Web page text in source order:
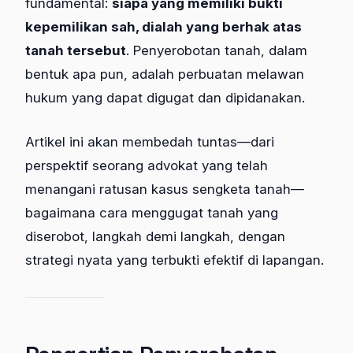
fundamental: siapa yang memiliki bukti
kepemilikan sah, dialah yang berhak atas
tanah tersebut. Penyerobotan tanah, dalam
bentuk apa pun, adalah perbuatan melawan
hukum yang dapat digugat dan dipidanakan.
Artikel ini akan membedah tuntas—dari
perspektif seorang advokat yang telah
menangani ratusan kasus sengketa tanah—
bagaimana cara menggugat tanah yang
diserobot, langkah demi langkah, dengan
strategi nyata yang terbukti efektif di lapangan.